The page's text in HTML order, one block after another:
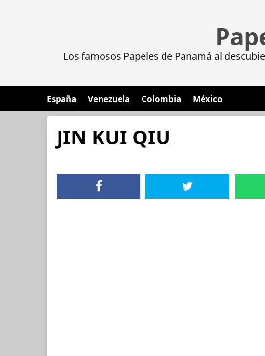
Los famosos Papeles de Panamá al
España Venezuela Colombia México
JIN KUI QIU